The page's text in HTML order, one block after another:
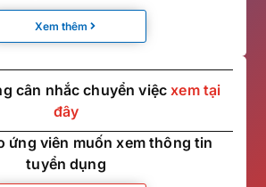
Xem thêm
cân nhắc chuyển việcxem tại
đây
ứng viên muốn xem thông tin
tuyển dụng